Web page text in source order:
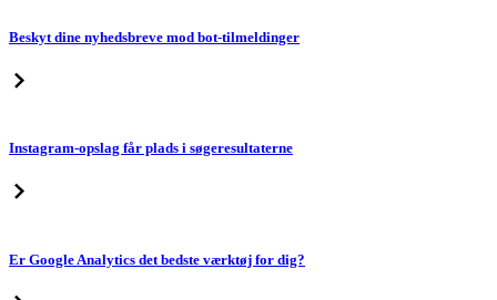
Beskyt dine nyhedsbreve mod bot-tilmeldinger
Instagram-opslag får plads i søgeresultaterne
Er Google Analytics det bedste værktøj for dig?